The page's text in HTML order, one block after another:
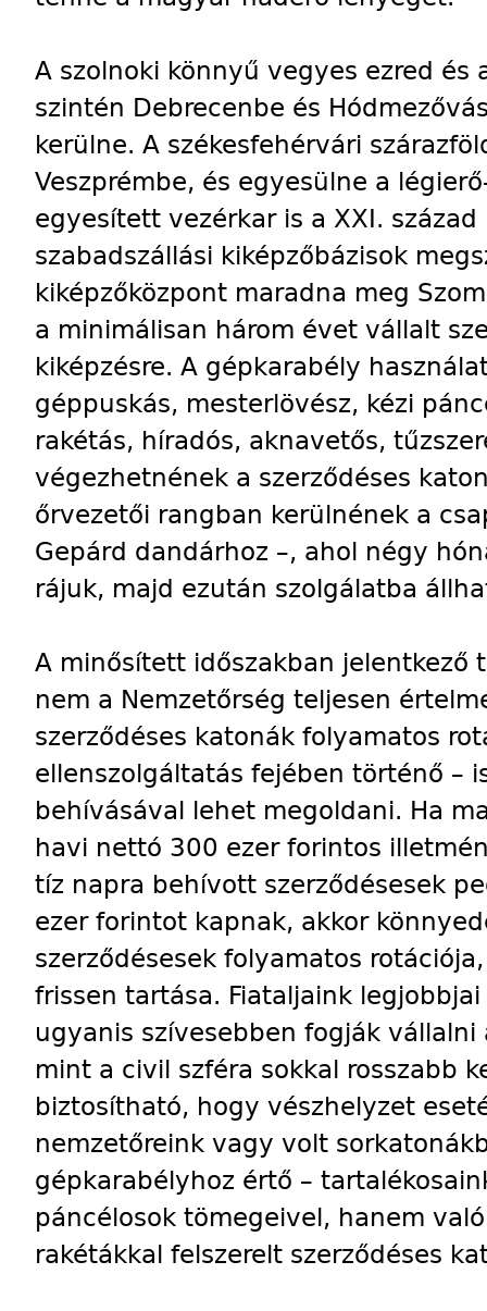
A szolnoki könnyű vegyes ezred és
szintén Debrecenbe és
kerülne. A székesfehérvári
Veszprémbe, és egyesülne a
egyesített vezérkar is a XXI.
szabadszállási kiképzőbázisok
kiképzőközpont maradna meg
a minimálisan három évet vállalt
kiképzésre. A gépkarabély
géppuskás, mesterlövész, kézi
rakétás, híradós, aknavetős,
végezhetnének a szerződéses
őrvezetői rangban kerülnének a
Gepárd dandárhoz –, ahol négy
rájuk, majd ezután szolgálatba
A minősített időszakban jelentkező
nem a Nemzetőrség teljesen
szerződéses katonák folyamatos
ellenszolgáltatás fejében történő –
behívásával lehet megoldani. Ha
havi nettó 300 ezer forintos
tíz napra behívott szerződésesek
ezer forintot kapnak, akkor
szerződésesek folyamatos
frissen tartása. Fiataljaink
ugyanis szívesebben fogják vállalni
mint a civil szféra sokkal rosszabb
biztosítható, hogy vészhelyzet
nemzetőreink vagy volt
gépkarabélyhoz értő –
páncélosok tömegeivel, hanem
rakétákkal felszerelt szerződéses